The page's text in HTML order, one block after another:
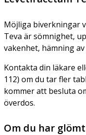
Möjliga biverkningar
Teva är sömnighet,
vakenhet, hämning
Kontakta din läkare
112) om du tar fler
kommer att besluta
överdos.
Om du har